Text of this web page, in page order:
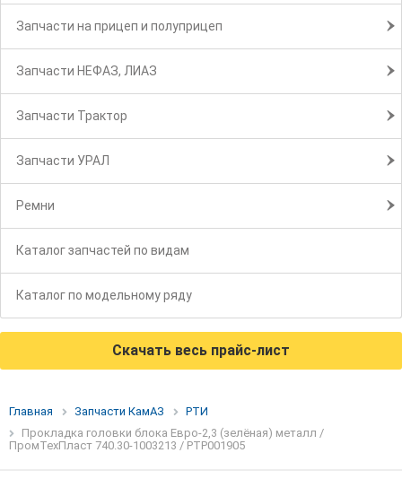
Запчасти на прицеп и полуприцеп
Запчасти НЕФАЗ, ЛИАЗ
Запчасти Трактор
Запчасти УРАЛ
Ремни
Каталог запчастей по видам
Каталог по модельному ряду
Скачать весь прайс-лист
Главная Запчасти КамАЗ
РТИ
Прокладка головки блока Евро-2,3 (зелёная) металл /
ПромТехПласт 740.30-1003213 / РТР001905